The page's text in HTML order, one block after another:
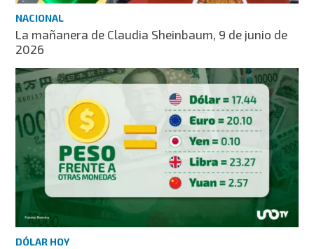
NACIONAL
La mañanera de Claudia Sheinbaum, 9 de junio de
2026
DÓLAR HOY